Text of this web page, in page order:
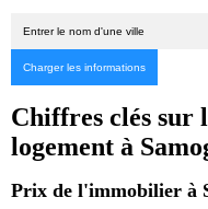
Chiffres clés
logement à
Prix de l'immobilier à